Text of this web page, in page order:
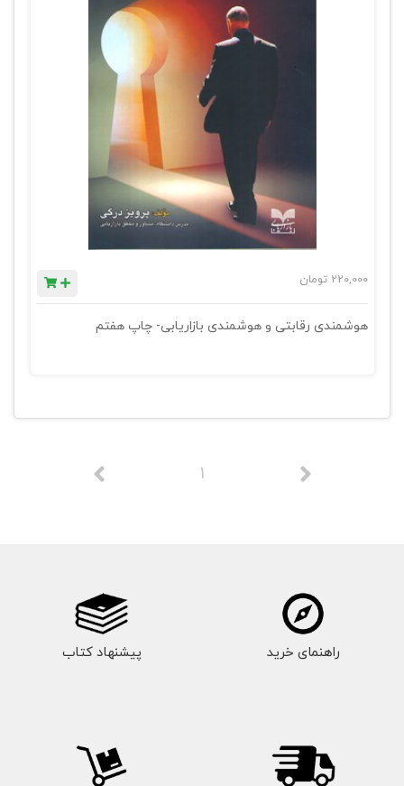
220,000 تومان
هوشمندی رقابتی و هوشمندی بازاریابی- چاپ هفتم
1
راهنمای خرید پیشنهاد کتاب